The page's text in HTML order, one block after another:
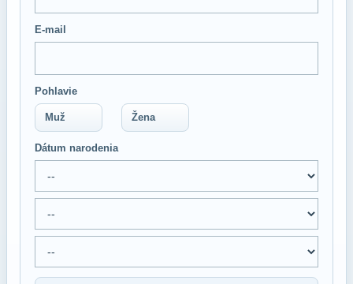
E-mail
Pohlavie
Muž Žena
Dátum narodenia